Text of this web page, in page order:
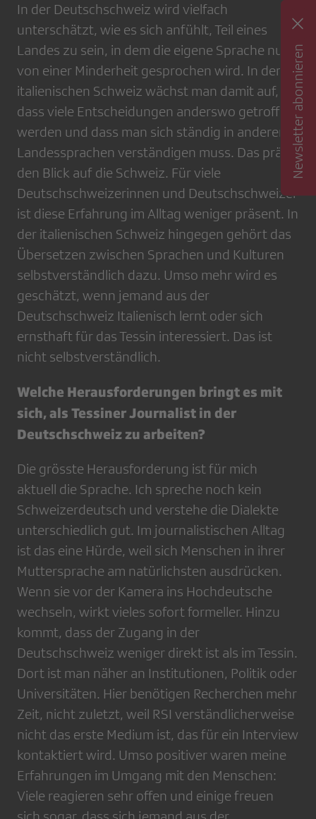
In der Deutschschweiz wird vielfach
unterschätzt, wie es sich anfühlt, Teil eines
Landes zu sein, in dem die eigene Sprache nur
von einer Minderheit gesprochen wird. In der
italienischen Schweiz wächst man damit auf,
dass viele Entscheidungen anderswo getroffen
werden und dass man sich ständig in anderen
Landessprachen verständigen muss. Das prägt
den Blick auf die Schweiz. Für viele
Deutschschweizerinnen und Deutschschweizer
ist diese Erfahrung im Alltag weniger präsent. In
der italienischen Schweiz hingegen gehört das
Übersetzen zwischen Sprachen und Kulturen
selbstverständlich dazu. Umso mehr wird es
geschätzt, wenn jemand aus der
Deutschschweiz Italienisch lernt oder sich
ernsthaft für das Tessin interessiert. Das ist
nicht selbstverständlich.
Welche Herausforderungen bringt es mit
sich, als Tessiner Journalist in der
Deutschschweiz zu arbeiten?
Die grösste Herausforderung ist für mich
aktuell die Sprache. Ich spreche noch kein
Schweizerdeutsch und verstehe die Dialekte
unterschiedlich gut. Im journalistischen Alltag
ist das eine Hürde, weil sich Menschen in ihrer
Muttersprache am natürlichsten ausdrücken.
Wenn sie vor der Kamera ins Hochdeutsche
wechseln, wirkt vieles sofort formeller. Hinzu
kommt, dass der Zugang in der
Deutschschweiz weniger direkt ist als im Tessin.
Dort ist man näher an Institutionen, Politik oder
Universitäten. Hier benötigen Recherchen mehr
Zeit, nicht zuletzt, weil RSI verständlicherweise
nicht das erste Medium ist, das für ein Interview
kontaktiert wird. Umso positiver waren meine
Erfahrungen im Umgang mit den Menschen:
Viele reagieren sehr offen und einige freuen
Newsletter abonnieren